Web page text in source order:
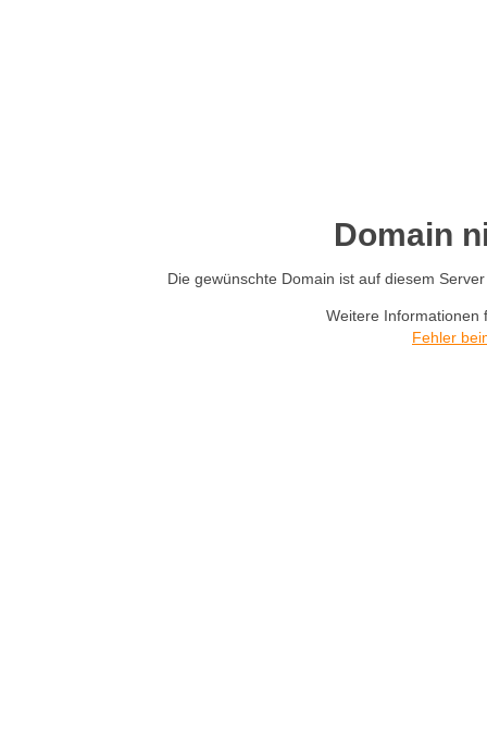
Domain
Die gewünschte Domain ist auf diesem
Weitere Informationen
Fehler